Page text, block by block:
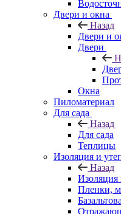
Двери и окна
Назад
Двери и
Двери
Окна
Пиломатериал
Для сада
Назад
Для сада
Теплицы
Изоляция и
Назад
Изоляция
Пленки,